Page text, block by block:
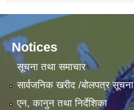
Notices
सूचना तथा समाचार
सार्वजनिक खरीद /बोलपत्र सूचना
एन, कानुन तथा निर्देशिका